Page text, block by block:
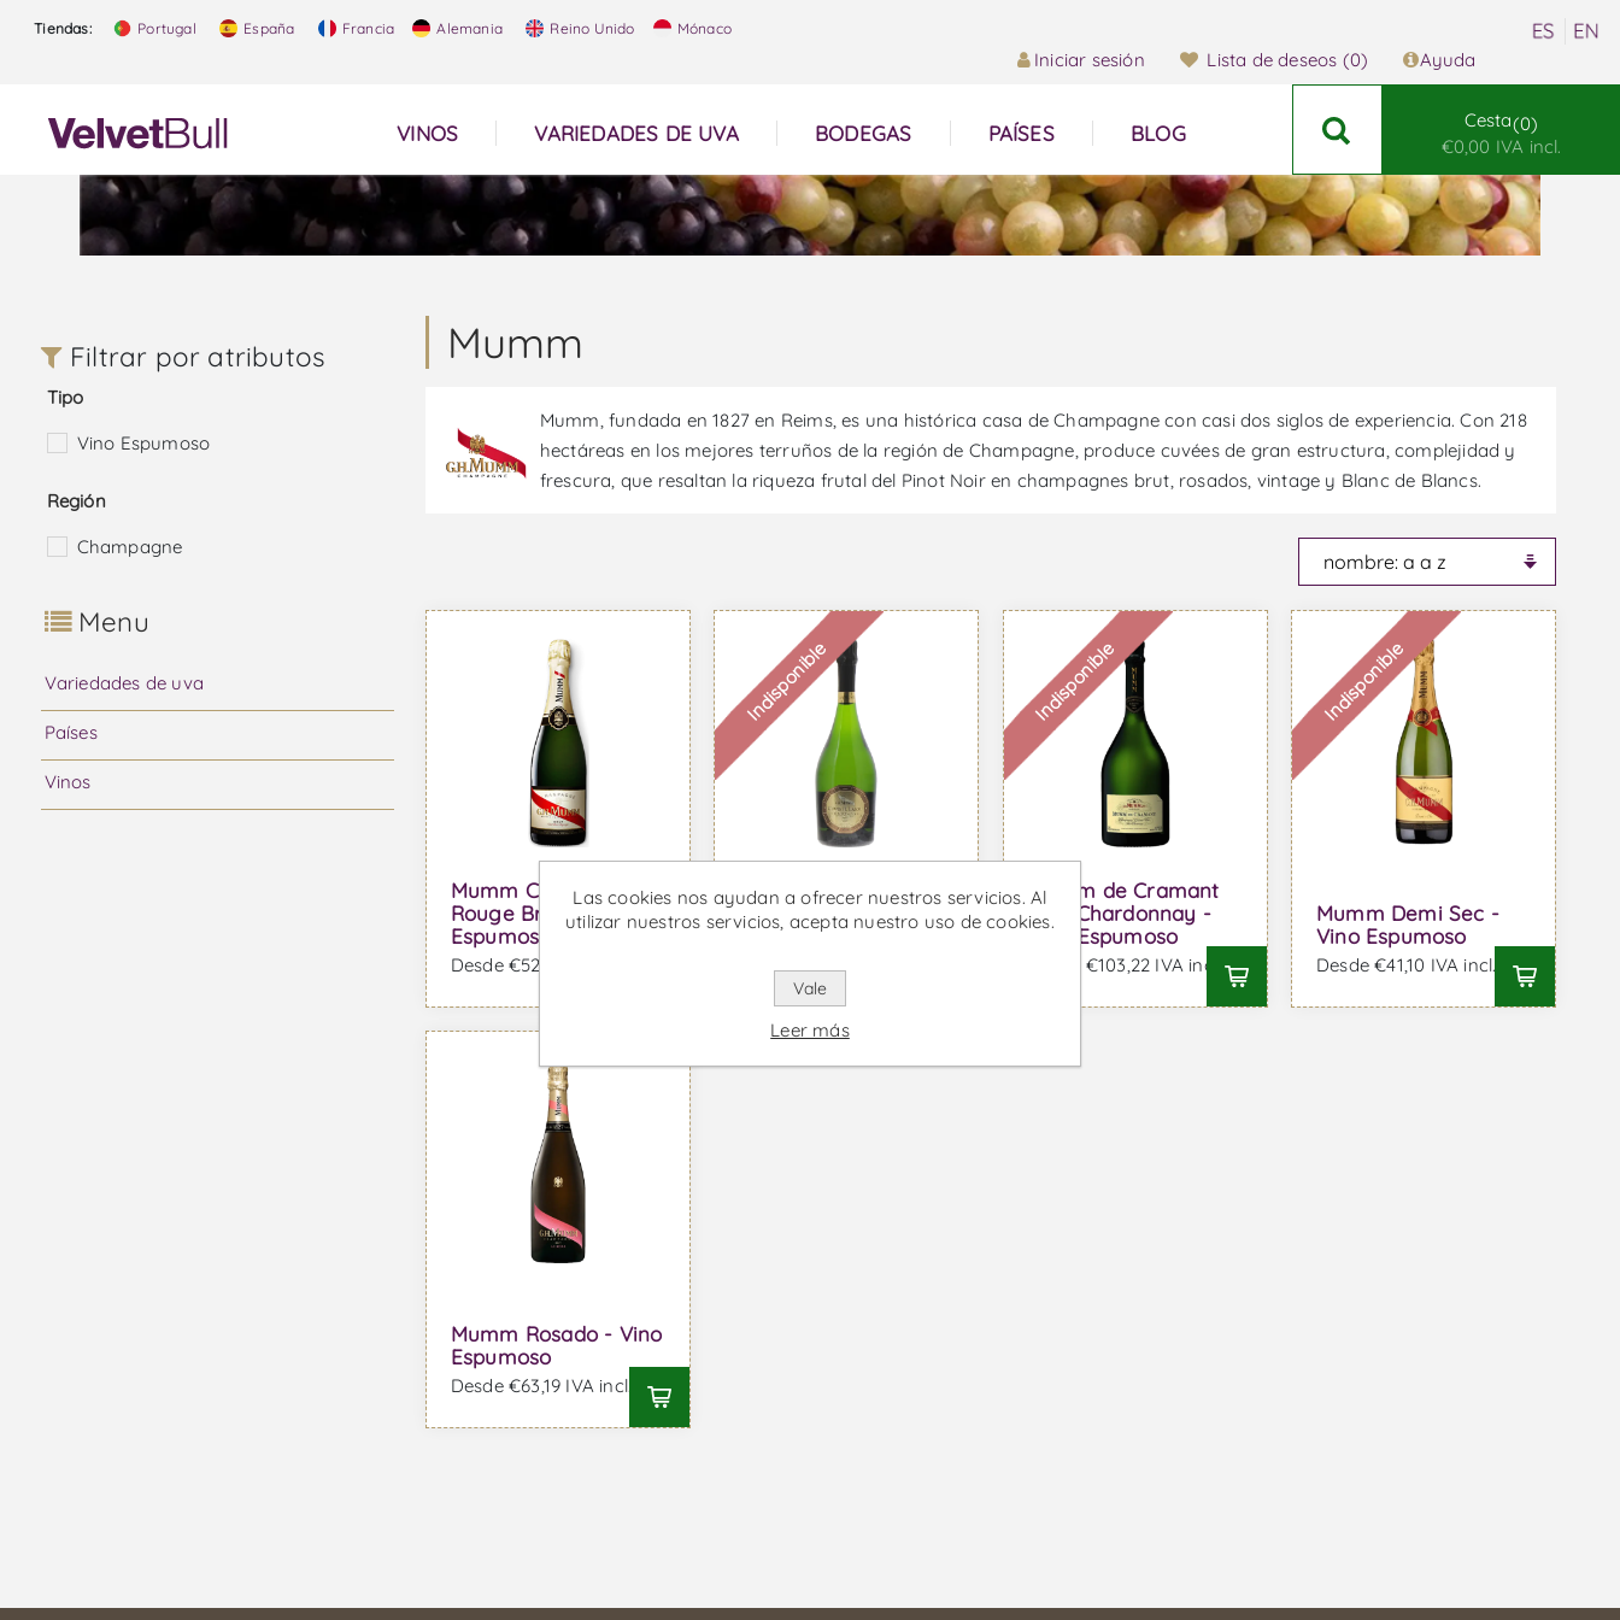
Tiendas: Portugal España Francia Alemania Reino Unido Mónaco
Iniciar sesión Lista de deseos (0) Ayuda
VINOS VARIEDADES DE UVA BODEGAS PAÍSES BLOG
Cesta 0
€0,00 IVA incl.
Mumm
Mumm, fundada en 1827 en Reims, es una histórica casa de Champagne con casi dos siglos de experiencia. Con 218
hectáreas en los mejores terruños de la región de Champagne, produce cuvées de gran estructura, complejidad y
frescura, que resaltan la riqueza frutal del Pinot Noir en champagnes brut, rosados, vintage y Blanc de Blancs.
Mumm Cordon
Rouge Brut - Vino
Espumoso
Desde €52,39 IVA incl.
Indisponible
Mumm Cuvee R.
Lalou - Vino
Espumoso
Desde €194,29 IVA incl.
Indisponible
Mumm de Cramant
Brut Chardonnay -
Vino Espumoso
Desde €103,22 IVA incl.
Indisponible
Mumm Demi Sec -
Vino Espumoso
Desde €41,10 IVA incl.
Mumm Rosado - Vino
Espumoso
Desde €63,19 IVA incl.
Filtrar por atributos
Tipo
Vino Espumoso
Región
Champagne
Menu
Variedades de uva
Países
Vinos
Las cookies nos ayudan a ofrecer nuestros servicios. Al
utilizar nuestros servicios, acepta nuestro uso de cookies.
Vale
Leer más